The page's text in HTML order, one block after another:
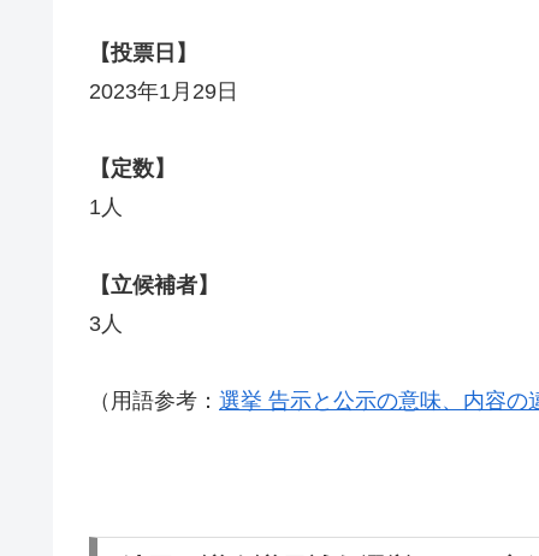
【投票日】
2023年1月29日
【定数】
1人
【立候補者】
3人
（用語参考： 選挙 告示と公示の意味、内容の